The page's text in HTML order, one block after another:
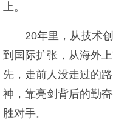
上。
20年里，从技术
到国际扩张，从海外
先，走前人没走过的
神，靠亮剑背后的勤
胜对手。